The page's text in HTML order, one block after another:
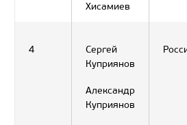
Хисамиев
4
Сергей
Куприянов
Александр
Куприянов